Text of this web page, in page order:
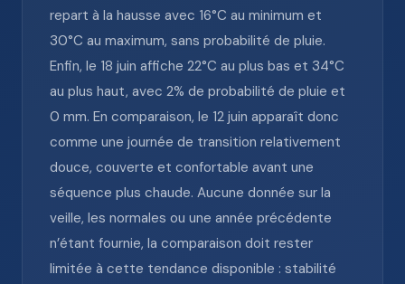
repart à la hausse avec 16°C au minimum et
30°C au maximum, sans probabilité de pluie.
Enfin, le 18 juin affiche 22°C au plus bas et 34°C
au plus haut, avec 2% de probabilité de pluie et
0 mm. En comparaison, le 12 juin apparaît donc
comme une journée de transition relativement
douce, couverte et confortable avant une
séquence plus chaude. Aucune donnée sur la
veille, les normales ou une année précédente
n’étant fournie, la comparaison doit rester
limitée à cette tendance disponible : stabilité